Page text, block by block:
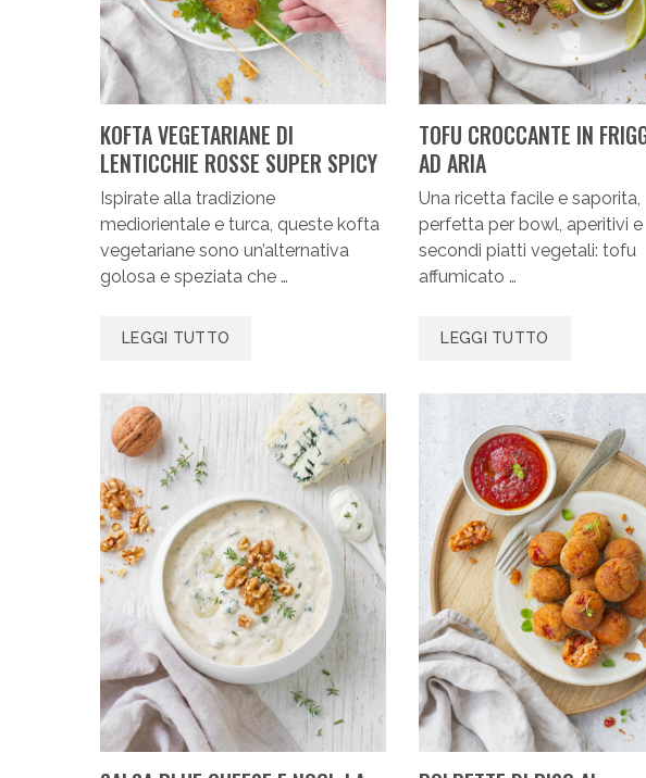
KOFTA VEGETARIANE DI
LENTICCHIE ROSSE SUPER SPICY
Ispirate alla tradizione
mediorientale e turca, queste kofta
vegetariane sono un’alternativa
golosa e speziata che …
LEGGI TUTTO
TOFU CROCCANTE IN
AD ARIA
Una ricetta facile e saporita,
perfetta per bowl, aperitivi e
secondi piatti vegetali: tofu
affumicato …
LEGGI TUTTO